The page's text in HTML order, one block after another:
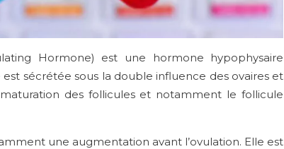
Hormone) est une hormone hypophysaire
sécrétée sous la double influence des ovaires et
des follicules et notamment le follicule
une augmentation avant l’ovulation. Elle est